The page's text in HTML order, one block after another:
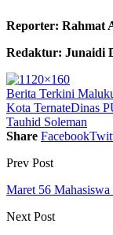
Reporter: Rahmat
Redaktur: Junaidi
Berita Terkini
Kota TernateDinas
Tauhid Soleman
Share Facebook
Prev Post
Maret 56
Next Post